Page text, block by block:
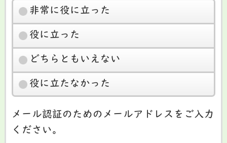
非常に役に立った
役に立った
どちらともいえない
役に立たなかった
メール認証のためのメールアドレスをご入力
ください。